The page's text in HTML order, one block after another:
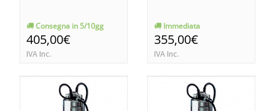
Consegna in 5/10gg
405,00€
IVA Inc.
Immediata
355,00€
IVA Inc.